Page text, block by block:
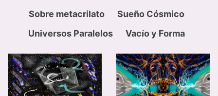
Sobre metacrilato
Sueño Cósmico
Universos Paralelos
Vacío y Forma